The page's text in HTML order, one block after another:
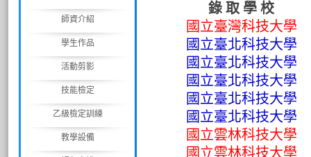
師資介紹
學生作品
活動剪影
技能檢定
乙級檢定訓練
教學設備
錄 取 學 校
國立臺灣科技大學
國立臺北科技大學
國立臺北科技大學
國立臺北科技大學
國立臺北科技大學
國立臺北科技大學
國立雲林科技大學
國立雲林科技大學